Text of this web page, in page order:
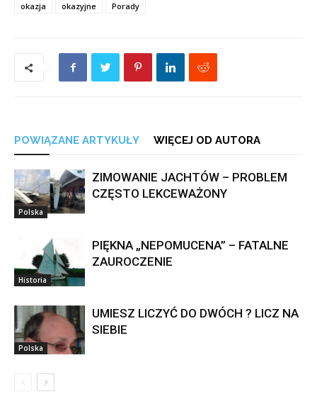
okazja
okazyjne Porady
POWIĄZANE ARTYKUŁY WIĘCEJ OD AUTORA
Polska
ZIMOWANIE JACHTÓW – PROBLEM
CZĘSTO LEKCEWAŻONY
Historia
PIĘKNA „NEPOMUCENA” – FATALNE
ZAUROCZENIE
Polska
UMIESZ LICZYĆ DO DWÓCH ? LICZ NA
SIEBIE